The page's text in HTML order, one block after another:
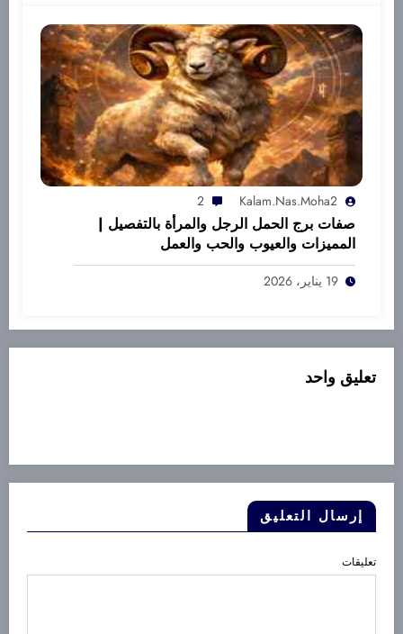
Kalam.nas.moha2
2
صفات برج الحمل الرجل والمرأة بالتفصيل |
المميزات والعيوب والحب والعمل
19 يناير، 2026
تعليق واحد
إرسال التعليق
تعليقات